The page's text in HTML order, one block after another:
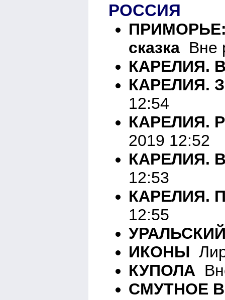
РОССИЯ
сказка Вне
КАРЕЛИЯ.
КАРЕЛИЯ.
12:54
КАРЕЛИЯ.
2019 12:52
КАРЕЛИЯ.
12:53
КАРЕЛИЯ.
12:55
ИКОНЫ
КУПОЛА
СМУТНОЕ